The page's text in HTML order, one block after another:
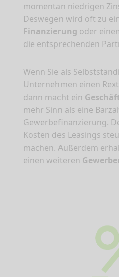
momentan niedrigen
Deswegen wird oft zu
Finanzierung oder
die entsprechenden
Wenn Sie als
Unternehmen einen
dann macht ein
mehr Sinn als eine
Gewerbefinanzierung.
Kosten des Leasings
machen. Außerdem
einen weiteren